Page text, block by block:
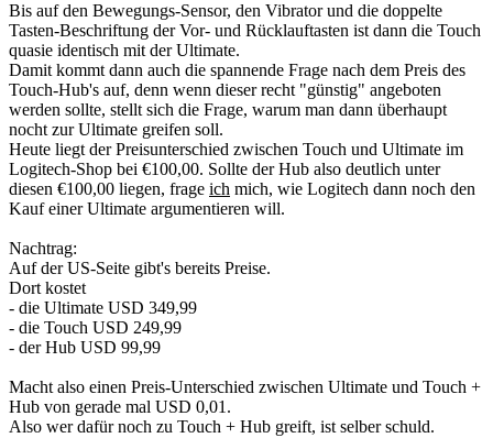
Bis auf den Bewegungs-Sensor, den Vibrator und die doppelte
Tasten-Beschriftung der Vor- und Rücklauftasten ist dann die Touch
quasie identisch mit der Ultimate.
Damit kommt dann auch die spannende Frage nach dem Preis des
Touch-Hub's auf, denn wenn dieser recht "günstig" angeboten
werden sollte, stellt sich die Frage, warum man dann überhaupt
nocht zur Ultimate greifen soll.
Heute liegt der Preisunterschied zwischen Touch und Ultimate im
Logitech-Shop bei €100,00. Sollte der Hub also deutlich unter
diesen €100,00 liegen, frage ich mich, wie Logitech dann noch den
Kauf einer Ultimate argumentieren will.
Nachtrag:
Auf der US-Seite gibt's bereits Preise.
Dort kostet
- die Ultimate USD 349,99
- die Touch USD 249,99
- der Hub USD 99,99
Macht also einen Preis-Unterschied zwischen Ultimate und Touch +
Hub von gerade mal USD 0,01.
Also wer dafür noch zu Touch + Hub greift, ist selber schuld.